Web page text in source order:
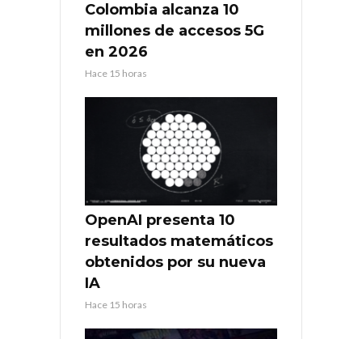
Colombia alcanza 10
millones de accesos 5G
en 2026
Hace 15 horas
OpenAI presenta 10
resultados matemáticos
obtenidos por su nueva
IA
Hace 15 horas